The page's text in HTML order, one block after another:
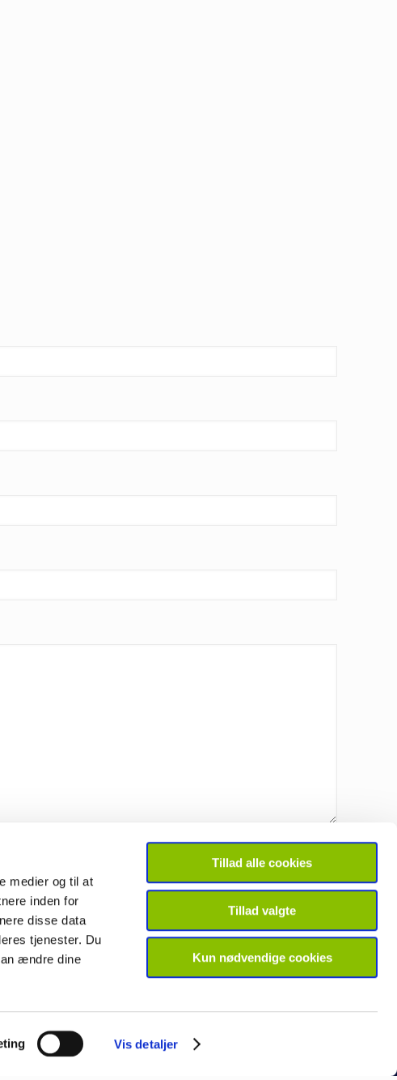
medier og til at
inden for
disse data
tjenester. Du
ændre dine
Vis detaljer
Tillad alle cookies
Tillad valgte
Kun nødvendige cookies